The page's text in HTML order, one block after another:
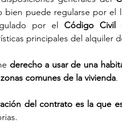
bien puede regularse por el
por el Código Civil
principales del alquiler
derecho a usar de una
zonas comunes de la vivienda.
del contrato es la que